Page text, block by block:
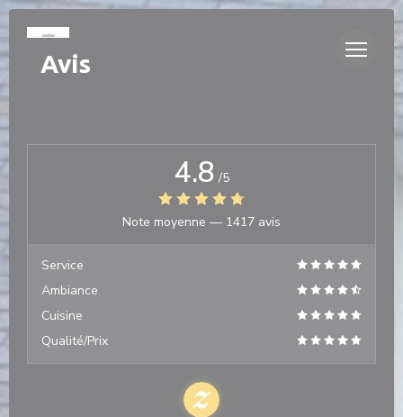
Personnalisation de vos choix en matière de cookies
Avis
4.8 /5
Note moyenne — 1417 avis
Service
Ambiance
Cuisine
Qualité/Prix